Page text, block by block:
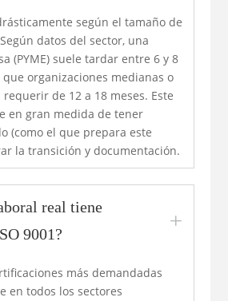
según el tamaño de
datos del sector, una
(PYME) suele tardar entre 6 y 8
organizaciones medianas o
de 12 a 18 meses. Este
en gran medida de tener
(como el que prepara este
la transición y documentación.
real tiene
9001?
L
más demandadas
en todos los sectores